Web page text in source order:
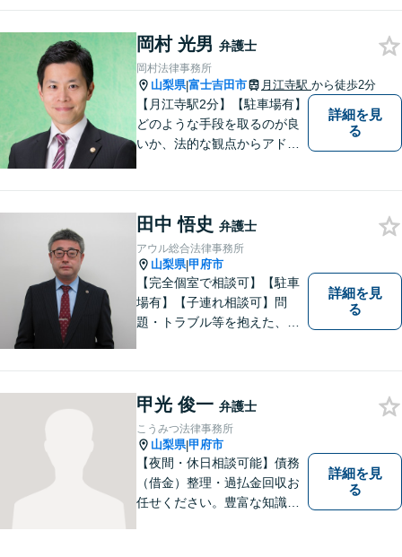
の作成や相続人の紛争解決ま
で幅広く対応できます【初回
面談無料】
岡村 光男 弁護士
岡村法律事務所
山梨県|富士吉田市 月江寺駅 から徒歩2分
【月江寺駅2分】【駐車場有】
どのような手段を取るのが良
いか、法的な観点からアドバ
詳細を見
る
田中 悟史 弁護士
アウル総合法律事務所
山梨県|甲府市
【完全個室で相談可】【駐車
場有】【子連れ相談可】問
題・トラブル等を抱えた、ま
分析し、解決に向けてどのよ
うな方法・手段を取ることが
良いのか等を助言させていた
だきます。
詳細を見
る
甲光 俊一 弁護士
こうみつ法律事務所
山梨県|甲府市
【夜間・休日相談可能】債務
（借金）整理・過払金回収お
任せください。豊富な知識・
詳細を見
る